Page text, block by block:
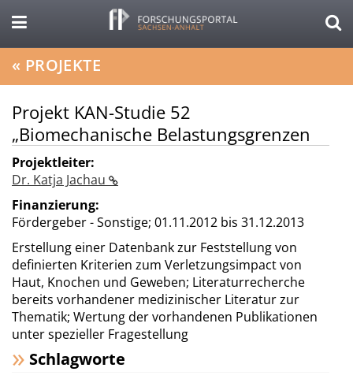
« PROJEKTE
Projekt KAN-Studie 52
„Biomechanische Belastungsgrenzen
Projektleiter:
Dr. Katja Jachau
Finanzierung:
Fördergeber - Sonstige; 01.11.2012 bis 31.12.2013
Erstellung einer Datenbank zur Feststellung von
definierten Kriterien zum Verletzungsimpact von
Haut, Knochen und Geweben; Literaturrecherche
bereits vorhandener medizinischer Literatur zur
Thematik; Wertung der vorhandenen Publikationen
unter spezieller Fragestellung
Schlagworte